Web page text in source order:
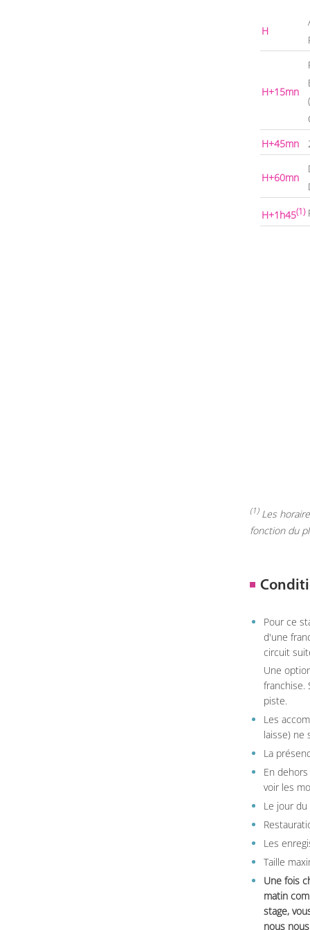
H
H+15mn
H+45mn
H+60mn
H+1h45(1)
(1)Les
fonction du
Pour ce
d'une
circuit
Une
franchise.
piste.
Les
laisse) ne
La
En
voir les
Le jour
Les
Taille
Une fois
matin
stage,
nous